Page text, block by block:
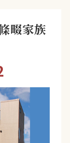
畷家族